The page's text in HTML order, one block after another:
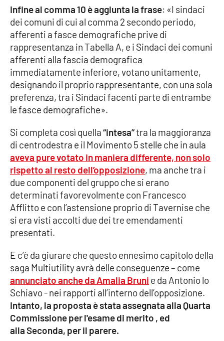
Catanzaro
Crotone
Vibo Valentia
Reggio Calabria
Cosenza
Lamezia Terme
PROGETTI
SPECIALI
Buona Sanità Calabria
LA
CALABRIAVISIONE
Destinazioni
Eventi
Food
Storie
Infine al comma 10 è aggiunta la frase: «I sindaci
dei comuni di cui al comma 2 secondo periodo,
afferenti a fasce demografiche prive di
rappresentanza in Tabella A, e i Sindaci dei comuni
afferenti alla fascia demografica
immediatamente inferiore, votano unitamente,
designando il proprio rappresentante, con una sola
preferenza, tra i Sindaci facenti parte di entrambe
le fasce demografiche».
Si completa così quella“intesa”tra la maggioranza
di centrodestra e il Movimento 5 stelle che in aula
aveva pure votato in maniera differente, non solo
rispetto al resto dell’opposizione, ma anche tra i
due componenti del gruppo che si erano
determinati favorevolmente con Francesco
Afflitto e con l’astensione proprio di Tavernise che
si era visti accolti due dei tre emendamenti
presentati.
E c’è da giurare che questo ennesimo capitolo della
saga Multiutility avrà delle conseguenze – come
annunciato anche da Amalia Bruni e da Antonio lo
Schiavo - nei rapporti all’interno dell’opposizione.
Intanto, la proposta è stata assegnata alla Quarta
Commissione per l'esame di merito , ed
alla Seconda, per il parere.